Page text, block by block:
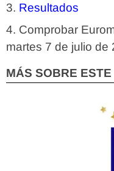
Resultados
Comprobar
martes 7 de julio de
MÁS SOBRE